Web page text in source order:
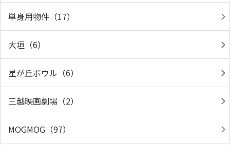
単身用物件（17）
大垣（6）
星が丘ボウル（6）
三越映画劇場（2）
MOGMOG（97）